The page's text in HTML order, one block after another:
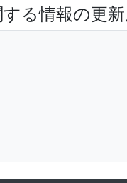
る情報の更